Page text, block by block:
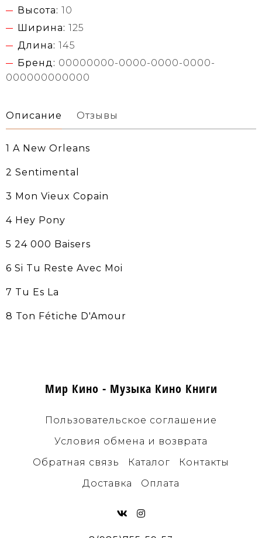
Высота: 10
Ширина: 125
Длина: 145
Бренд: 00000000-0000-0000-0000-
000000000000
Описание Отзывы
1 A New Orleans
2 Sentimental
3 Mon Vieux Copain
4 Hey Pony
5 24 000 Baisers
6 Si Tu Reste Avec Moi
7 Tu Es La
8 Ton Fétiche D'Amour
Мир Кино - Музыка Кино Книги
Пользовательское соглашение
Условия обмена и возврата
Обратная связь
Каталог
Контакты
Доставка
Оплата